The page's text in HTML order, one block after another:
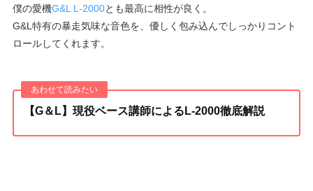
僕の愛機G&L L-2000とも最高に相性が良く。
G&L特有の暴走気味な音色を、優しく包み込んでしっかりコント
ロールしてくれます。
【G＆L】現役ベース講師によるL-2000徹底解説